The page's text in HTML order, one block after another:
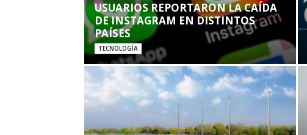
USUARIOS REPORTARON LA CAÍDA
DE INSTAGRAM EN DISTINTOS
PAÍSES
TECNOLOGÍA